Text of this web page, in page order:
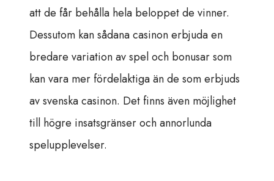
att de får behålla hela beloppet de vinner.
Dessutom kan sådana casinon erbjuda en
bredare variation av spel och bonusar som
kan vara mer fördelaktiga än de som erbjuds
av svenska casinon. Det finns även möjlighet
till högre insatsgränser och annorlunda
spelupplevelser.